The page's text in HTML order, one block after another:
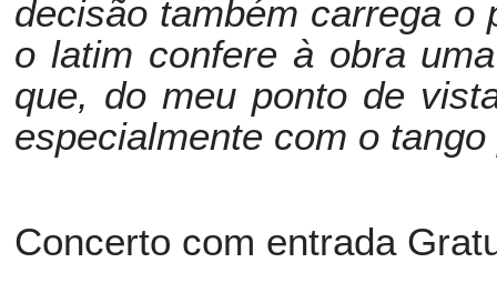
decisão também carrega o
o latim confere à obra
que, do meu ponto de
especialmente com o
Concerto com entrada